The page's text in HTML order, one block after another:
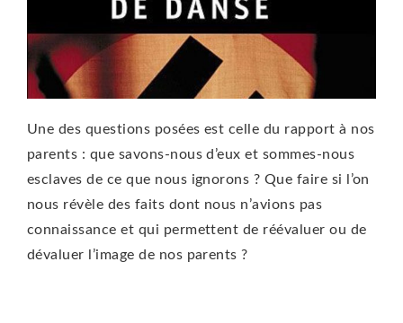
Une des questions posées est celle du rapport à nos
parents : que savons-nous d’eux et sommes-nous
esclaves de ce que nous ignorons ? Que faire si l’on
nous révèle des faits dont nous n’avions pas
connaissance et qui permettent de réévaluer ou de
dévaluer l’image de nos parents ?